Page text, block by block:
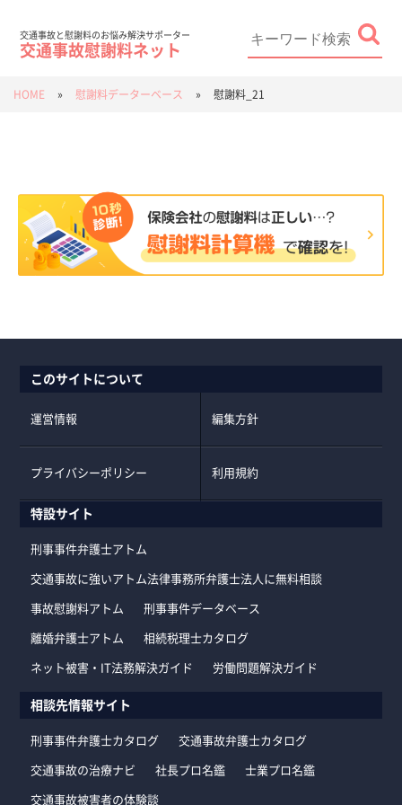
交通事故と慰謝料のお悩み解決サポーター
交通事故慰謝料ネット
HOME » 慰謝料データーベース » 慰謝料_21
このサイトについて
運営情報 編集方針
プライバシーポリシー 利用規約
特設サイト
刑事事件弁護士アトム
交通事故に強いアトム法律事務所弁護士法人に無料相談
事故慰謝料アトム 刑事事件データベース
離婚弁護士アトム 相続税理士カタログ
ネット被害・IT法務解決ガイド 労働問題解決ガイド
相談先情報サイト
刑事事件弁護士カタログ 交通事故弁護士カタログ
交通事故の治療ナビ 社長プロ名鑑 士業プロ名鑑
交通事故被害者の体験談